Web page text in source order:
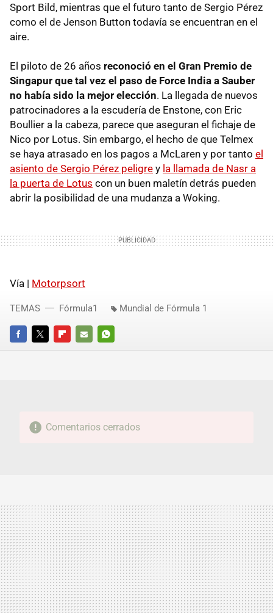
Sport Bild, mientras que el futuro tanto de Sergio Pérez
como el de Jenson Button todavía se encuentran en el
aire.
El piloto de 26 años reconoció en el Gran Premio de
Singapur que tal vez el paso de Force India a Sauber
no había sido la mejor elección. La llegada de nuevos
patrocinadores a la escudería de Enstone, con Eric
Boullier a la cabeza, parece que aseguran el fichaje de
Nico por Lotus. Sin embargo, el hecho de que Telmex
se haya atrasado en los pagos a McLaren y por tanto el
asiento de Sergio Pérez peligre y la llamada de Nasr a
la puerta de Lotus con un buen maletín detrás pueden
abrir la posibilidad de una mudanza a Woking.
Vía | Motorpsort
FACEBOOKTWITTERFLIPBOARD
E-
WHATSAPP
TEMAS Fórmula1 Mundial de Fórmula 1
Comentarios cerrados